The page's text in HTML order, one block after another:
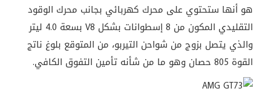
هو أنها ستحتوي على محرك كهربائي بجانب محرك الوقود
التقليدي المكون من 8 إسطوانات بشكل V8 بسعة 4.0 ليتر
والذي يتصل بزوج من شواحن التيربو، من المتوقع بلوغ ناتج
القوة 805 حصان وهو ما من شأنه تأمين التفوق الكافي.